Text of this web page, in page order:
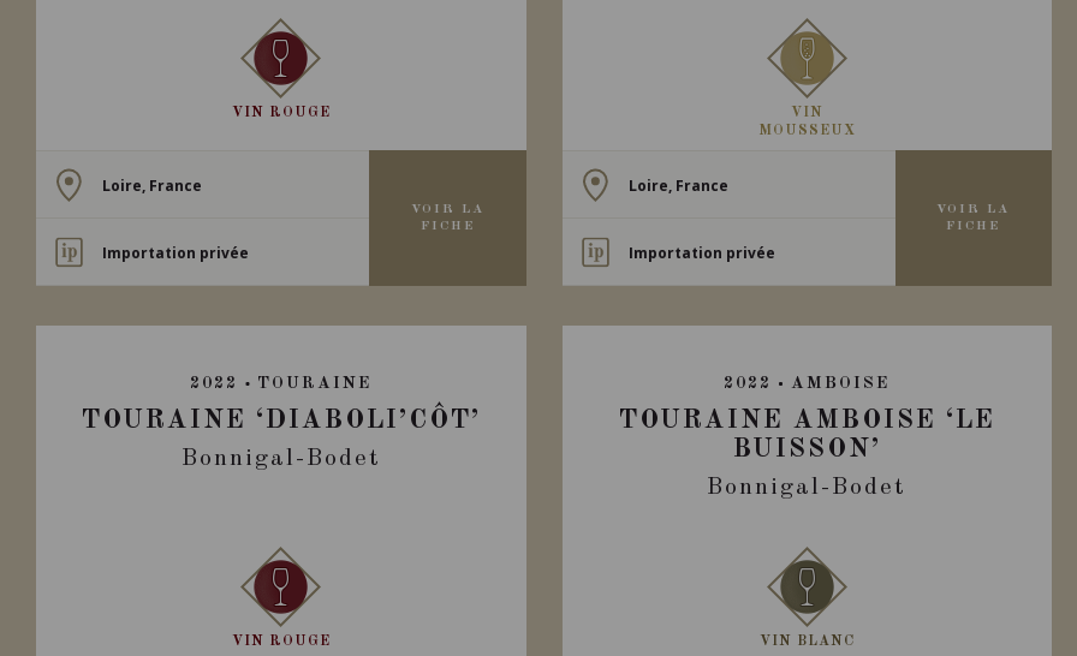
VIN ROUGE
Loire, France
Importation privée
VOIR LA
FICHE
VIN
MOUSSEUX
Loire, France
Importation privée
VOIR LA
FICHE
2022 TOURAINE
TOURAINE ‘DIABOLI’CÔT’
Bonnigal-Bodet
VIN ROUGE
2022 AMBOISE
TOURAINE AMBOISE ‘LE
BUISSON’
Bonnigal-Bodet
VIN BLANC